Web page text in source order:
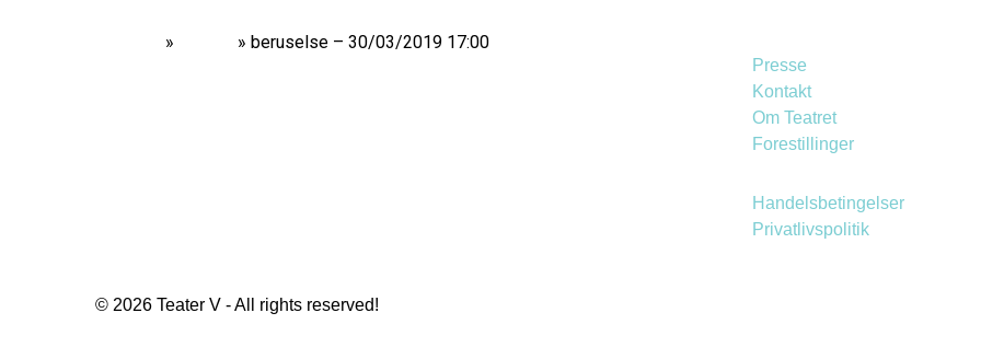
» » beruselse – 30/03/2019 17:00
Presse
Kontakt
Om Teatret
Forestillinger
Handelsbetingelser
Privatlivspolitik
© 2026 Teater V - All rights reserved!